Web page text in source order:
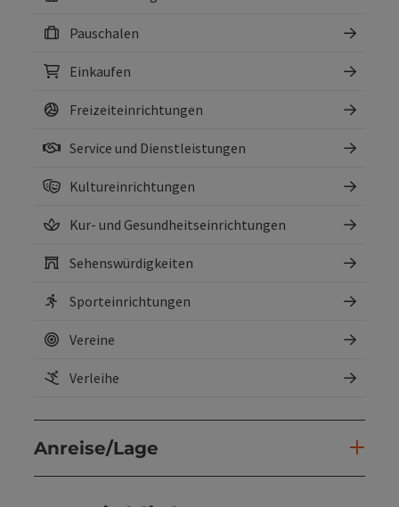
Pauschalen
Einkaufen
Freizeiteinrichtungen
Service und Dienstleistungen
Kultureinrichtungen
Kur- und Gesundheitseinrichtungen
Sehenswürdigkeiten
Sporteinrichtungen
Vereine
Verleihe
Anreise/Lage